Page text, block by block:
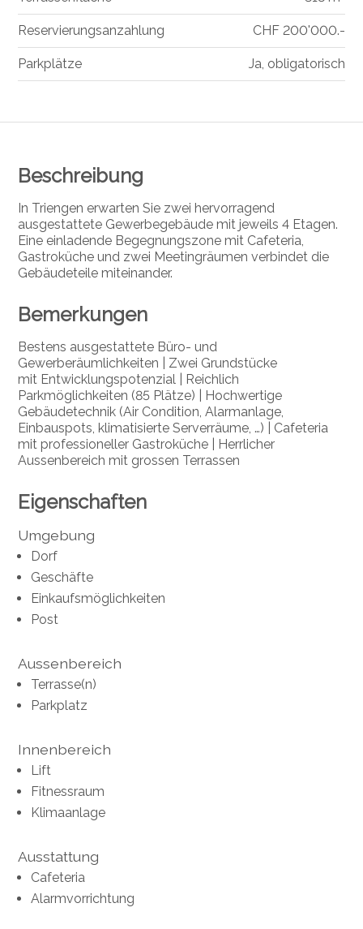
Beschreibung
In Triengen erwarten Sie zwei hervorragend
ausgestattete Gewerbegebäude mit jeweils 4 Etagen.
Eine einladende Begegnungszone mit Cafeteria,
Gastroküche und zwei Meetingräumen verbindet die
Gebäudeteile miteinander.
Bemerkungen
Bestens ausgestattete Büro- und
Gewerberäumlichkeiten | Zwei Grundstücke
mit Entwicklungspotenzial
Reichlich
Parkmöglichkeiten (85 Plätze) | Hochwertige
Gebäudetechnik (Air Condition, Alarmanlage,
Einbauspots, klimatisierte Serverräume, …)
Cafeteria
mit professioneller Gastroküche
Herrlicher
Aussenbereich mit grossen Terrassen
Eigenschaften
Umgebung
Dorf
Geschäfte
Einkaufsmöglichkeiten
Post
Aussenbereich
Terrasse(n)
Parkplatz
Innenbereich
Lift
Fitnessraum
Klimaanlage
Ausstattung
Cafeteria
Alarmvorrichtung
Reservierungsanzahlung CHF 200'000.-
Parkplätze Ja, obligatorisch